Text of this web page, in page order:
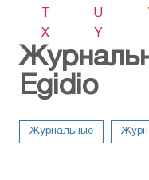
U
X
Y
Egidio
Журнальные